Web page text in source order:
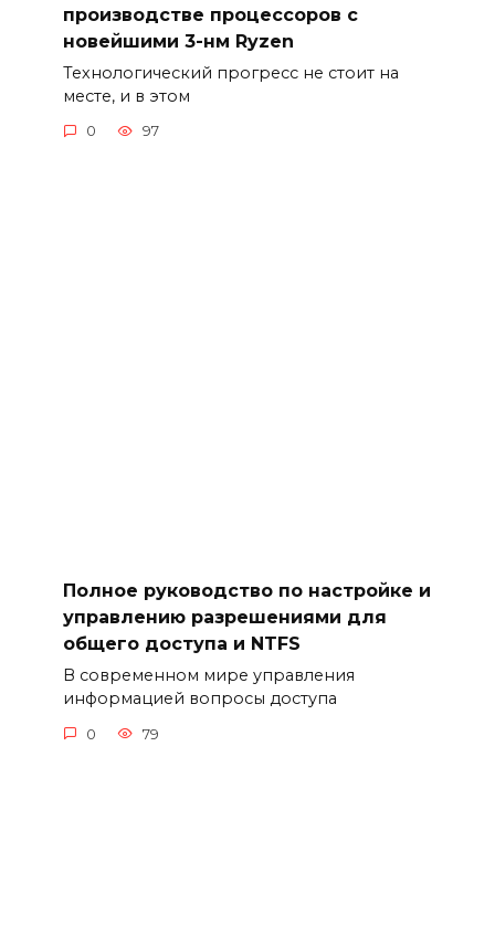
производстве процессоров с
новейшими 3-нм Ryzen
Технологический прогресс не стоит на
месте, и в этом
0 97
Полное руководство по настройке и
управлению разрешениями для
общего доступа и NTFS
В современном мире управления
информацией вопросы доступа
0 79